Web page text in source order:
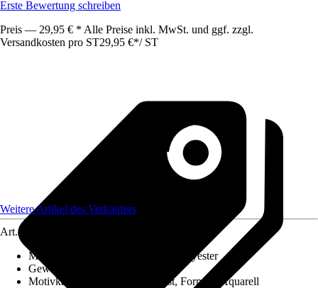
Erste Bewertung schreiben
Preis — 29,95 € * Alle Preise inkl. MwSt. und ggf. zzgl.
Versandkosten pro ST29,95 €*/ ST
Weitere Artikel des Verkäufers
Art.-Nr.
Material Leinwand
Baumwolle, Polyester
Gewicht
Motivkategorie
Abstrakte Kunst, Formen, Aquarell